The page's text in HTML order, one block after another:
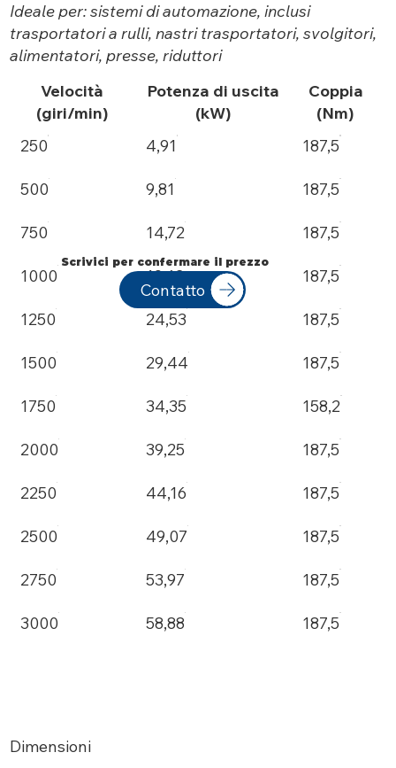
Ideale per: sistemi di automazione, inclusi
trasportatori a rulli, nastri trasportatori, svolgitori,
alimentatori, presse, riduttori
Velocità
(giri/min)
Potenza di uscita
(kW)
Coppia
(Nm)
250
4,91 187,5
500 9,81 187,5
750 14,72 187,5
1000 19,63 187,5
1250 24,53 187,5
1500 29,44 187,5
1750 34,35 158,2
2000 39,25 187,5
2250 44,16 187,5
2500 49,07 187,5
2750 53,97 187,5
3000 58,88 187,5
Dimensioni
Scrivici per confermare il prezzo
Contatto